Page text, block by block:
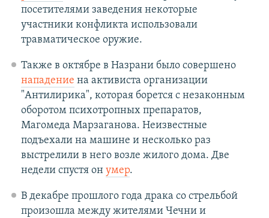
посетителями заведения некоторые
участники конфликта использовали
травматическое оружие.
Также в октябре в Назрани было совершено
нападение на активиста организации
"Антилирика", которая борется с незаконным
оборотом психотропных препаратов,
Магомеда Марзаганова. Неизвестные
подъехали на машине и несколько раз
выстрелили в него возле жилого дома. Две
недели спустя он умер.
В декабре прошлого года драка со стрельбой
произошла между жителями Чечни и